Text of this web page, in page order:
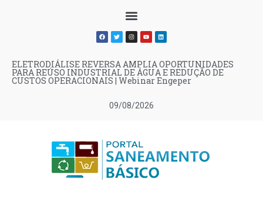
09/08/2026
ELETRODIÁLISE REVERSA AMPLIA OPORTUNIDADES
PARA REÚSO INDUSTRIAL DE ÁGUA E REDUÇÃO DE
CUSTOS OPERACIONAIS | Webinar Engeper